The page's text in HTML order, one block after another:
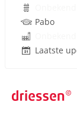
Pabo
Laatste